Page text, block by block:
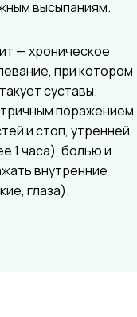
высыпаниям.
— хроническое
при котором
суставы.
поражением
и стоп, утренней
1 часа), болью и
внутренние
глаза).